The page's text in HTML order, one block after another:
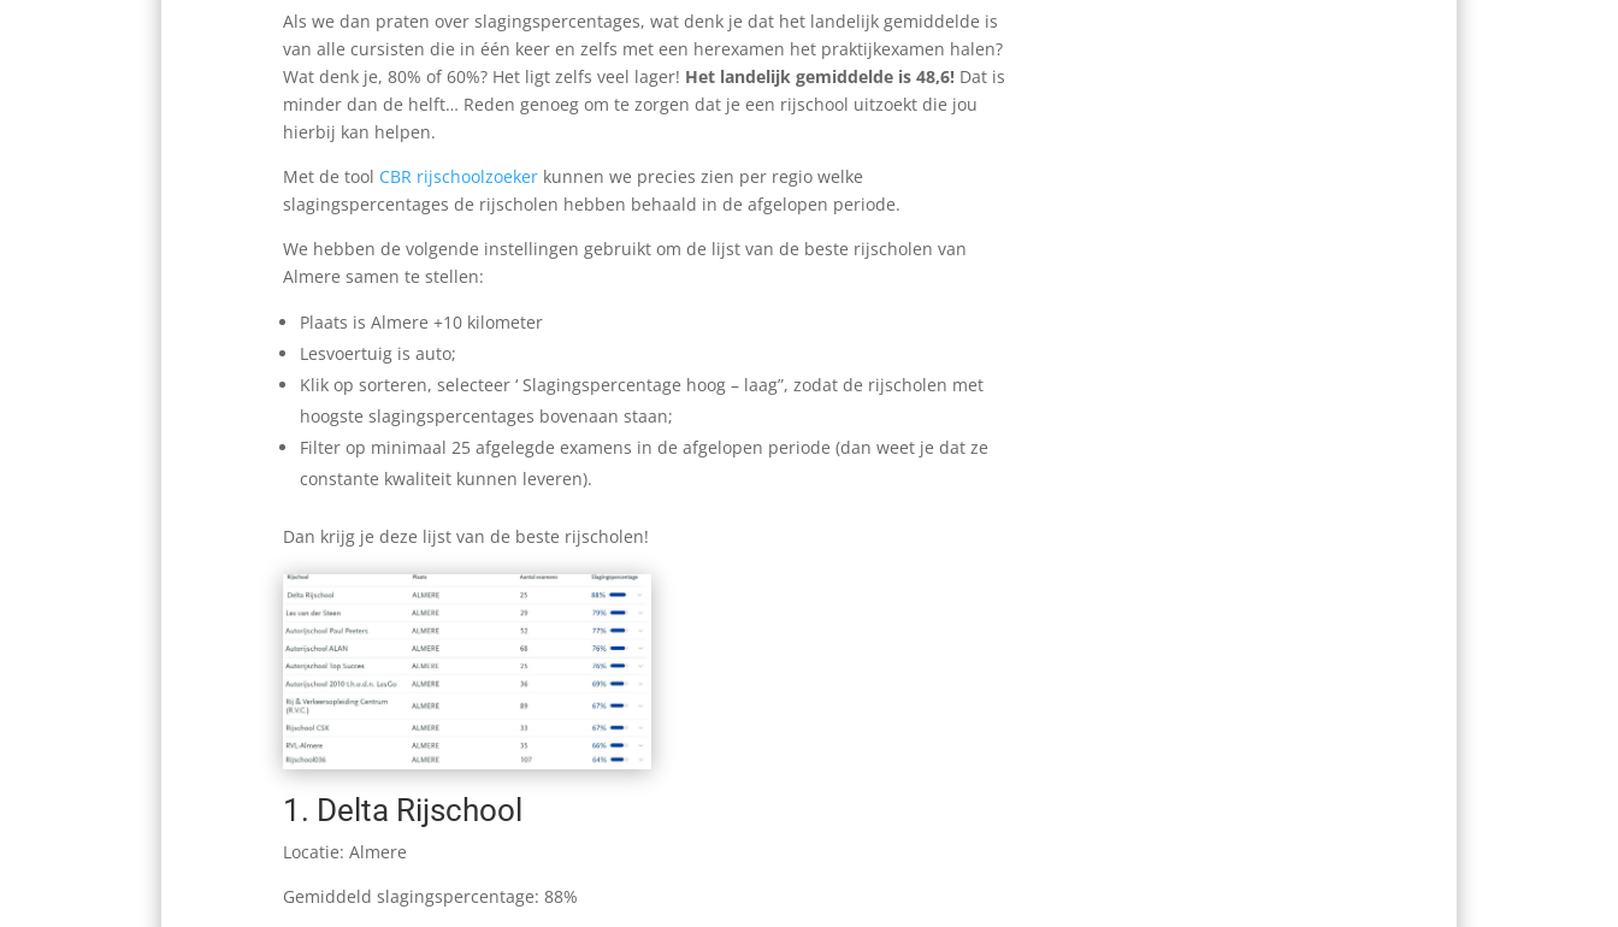
Als we dan praten over slagingspercentages, wat denk je dat het landelijk gemiddelde is
van alle cursisten die in één keer en zelfs met een herexamen het praktijkexamen halen?
Wat denk je, 80% of 60%? Het ligt zelfs veel lager! Het landelijk gemiddelde is 48,6!Dat is
minder dan de helft… Reden genoeg om te zorgen dat je een rijschool uitzoekt die jou
hierbij kan helpen.
Met de tool CBR rijschoolzoekerkunnen we precies zien per regio welke
slagingspercentages de rijscholen hebben behaald in de afgelopen periode.
We hebben de volgende instellingen gebruikt om de lijst van de beste rijscholen van
Almere samen te stellen:
Plaats is Almere +10 kilometer
Lesvoertuig is auto;
Klik op sorteren, selecteer ‘ Slagingspercentage hoog – laag”, zodat de rijscholen met
hoogste slagingspercentages bovenaan staan;
Filter op minimaal 25 afgelegde examens in de afgelopen periode (dan weet je dat ze
constante kwaliteit kunnen leveren).
Dan krijg je deze lijst van de beste rijscholen!
1. Delta Rijschool
Locatie: Almere
Gemiddeld slagingspercentage: 88%